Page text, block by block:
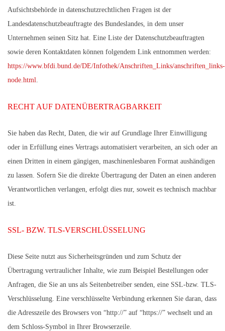
Aufsichtsbehörde in datenschutzrechtlichen Fragen ist der
Landesdatenschutzbeauftragte des Bundeslandes, in dem unser
Unternehmen seinen Sitz hat. Eine Liste der Datenschutzbeauftragten
sowie deren Kontaktdaten können folgendem Link entnommen werden:
https://www.bfdi.bund.de/DE/Infothek/Anschriften_Links/anschriften_links-
node.html
RECHT AUF DATENÜBERTRAGBARKEIT
Sie haben das Recht, Daten, die wir auf Grundlage Ihrer Einwilligung
oder in Erfüllung eines Vertrags automatisiert verarbeiten, an sich oder an
einen Dritten in einem gängigen, maschinenlesbaren Format aushändigen
zu lassen. Sofern Sie die direkte Übertragung der Daten an einen anderen
Verantwortlichen verlangen, erfolgt dies nur, soweit es technisch machbar
ist.
SSL- BZW. TLS-VERSCHLÜSSELUNG
Diese Seite nutzt aus Sicherheitsgründen und zum Schutz der
Übertragung vertraulicher Inhalte, wie zum Beispiel Bestellungen oder
Anfragen, die Sie an uns als Seitenbetreiber senden, eine SSL-bzw. TLS-
Verschlüsselung. Eine verschlüsselte Verbindung erkennen Sie daran, dass
die Adresszeile des Browsers von “http://” auf “https://” wechselt und an
dem Schloss-Symbol in Ihrer Browserzeile.